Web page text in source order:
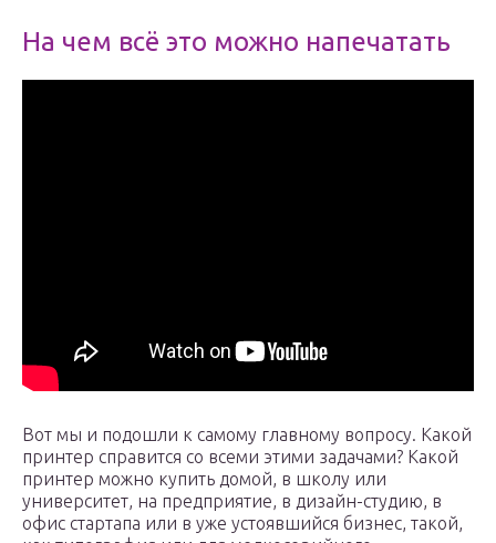
На чем всё это можно напечатать
Вот мы и подошли к самому главному вопросу. Какой
принтер справится со всеми этими задачами? Какой
принтер можно купить домой, в школу или
университет, на предприятие, в дизайн-студию, в
офис стартапа или в уже устоявшийся бизнес, такой,